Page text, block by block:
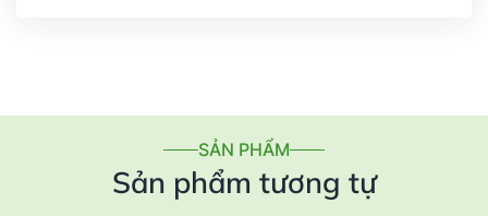
SẢN PHẨM
Sản phẩm tương tự